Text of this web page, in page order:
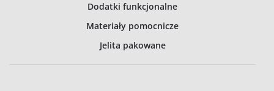
Dodatki funkcjonalne
Materiały pomocnicze
Jelita pakowane